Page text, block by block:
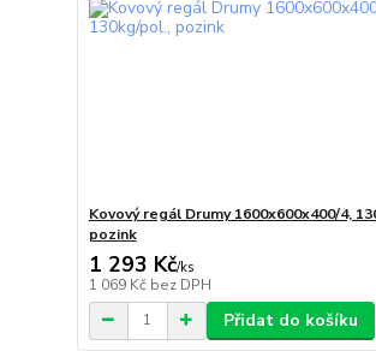
Kovový regál Drumy 1600x600x400/4,
pozink
1 293 Kč/ks
1 069 Kč bez DPH
Přidat do košíku